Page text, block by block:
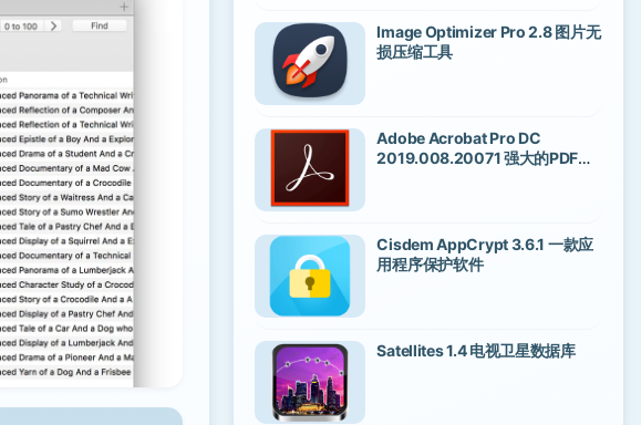
Image Optimizer Pro 2.8 图片无
损压缩工具
Adobe Acrobat Pro DC
2019.008.20071 强大的PDF编
Cisdem AppCrypt 3.6.1 一款应
用程序保护软件
Satellites 1.4 电视卫星数据库